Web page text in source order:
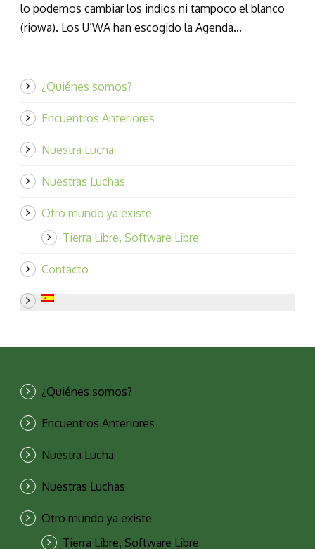
lo podemos cambiar los indios ni tampoco el blanco
(riowa). Los U’WA han escogido la Agenda...
¿Quiénes somos?
Encuentros Anteriores
Nuestra Lucha
Nuestras Luchas
Otro mundo ya existe
Tierra Libre, Software Libre
Contacto
¿Quiénes somos?
Encuentros Anteriores
Nuestra Lucha
Nuestras Luchas
Otro mundo ya existe
Tierra Libre, Software Libre